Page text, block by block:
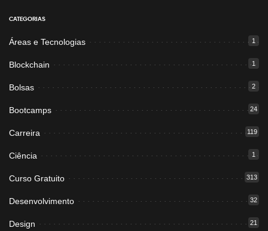
CATEGORIAS
Áreas e Tecnologias 1
Blockchain 1
Bolsas 2
Bootcamps 24
Carreira 119
Ciência 1
Curso Gratuito 313
Desenvolvimento 32
Design 21